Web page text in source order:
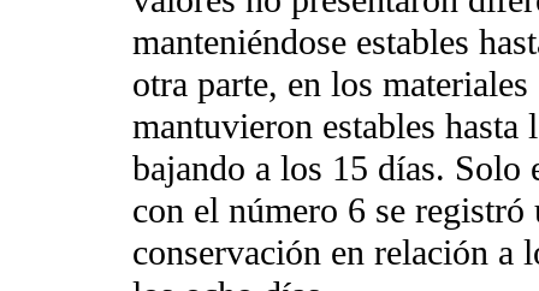
manteniéndose estables
otra parte, en los
mantuvieron estables
bajando a los 15 días.
con el número 6 se
conservación en relación a